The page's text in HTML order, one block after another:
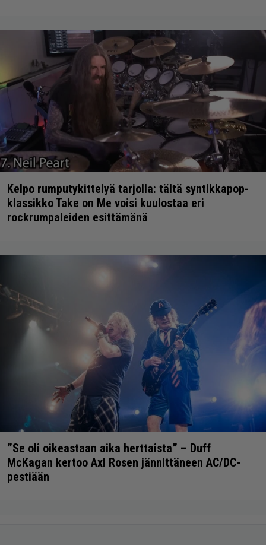
Kelpo rumputykittelyä tarjolla: tältä syntikkapop-
klassikko Take on Me voisi kuulostaa eri
rockrumpaleiden esittämänä
”Se oli oikeastaan aika herttaista” – Duff
McKagan kertoo Axl Rosen jännittäneen AC/DC-
pestiään